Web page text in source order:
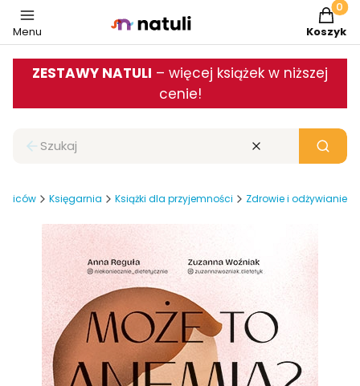
Menu Koszyk
ZESTAWY NATULI – więcej książek w niższej
cenie!
Zamknij wyszukiwarkę Wyczyść Szukaj
Księgarnia Książki dla przyjemności Zdrowie i odżywianie